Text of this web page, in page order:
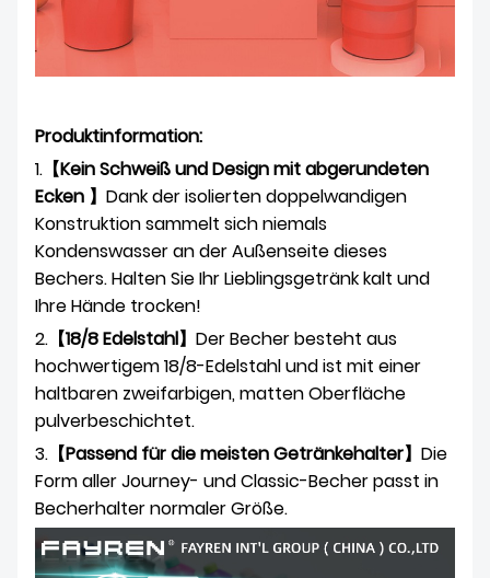
Produktinformation:
1. 【Kein Schweiß und Design mit abgerundeten
Ecken 】 Dank der isolierten doppelwandigen
Konstruktion sammelt sich niemals
Kondenswasser an der Außenseite dieses
Bechers. Halten Sie Ihr Lieblingsgetränk kalt und
Ihre Hände trocken!
2. 【18/8 Edelstahl】 Der Becher besteht aus
hochwertigem 18/8-Edelstahl und ist mit einer
haltbaren zweifarbigen, matten Oberfläche
pulverbeschichtet.
3. 【Passend für die meisten Getränkehalter】 Die
Form aller Journey- und Classic-Becher passt in
Becherhalter normaler Größe.